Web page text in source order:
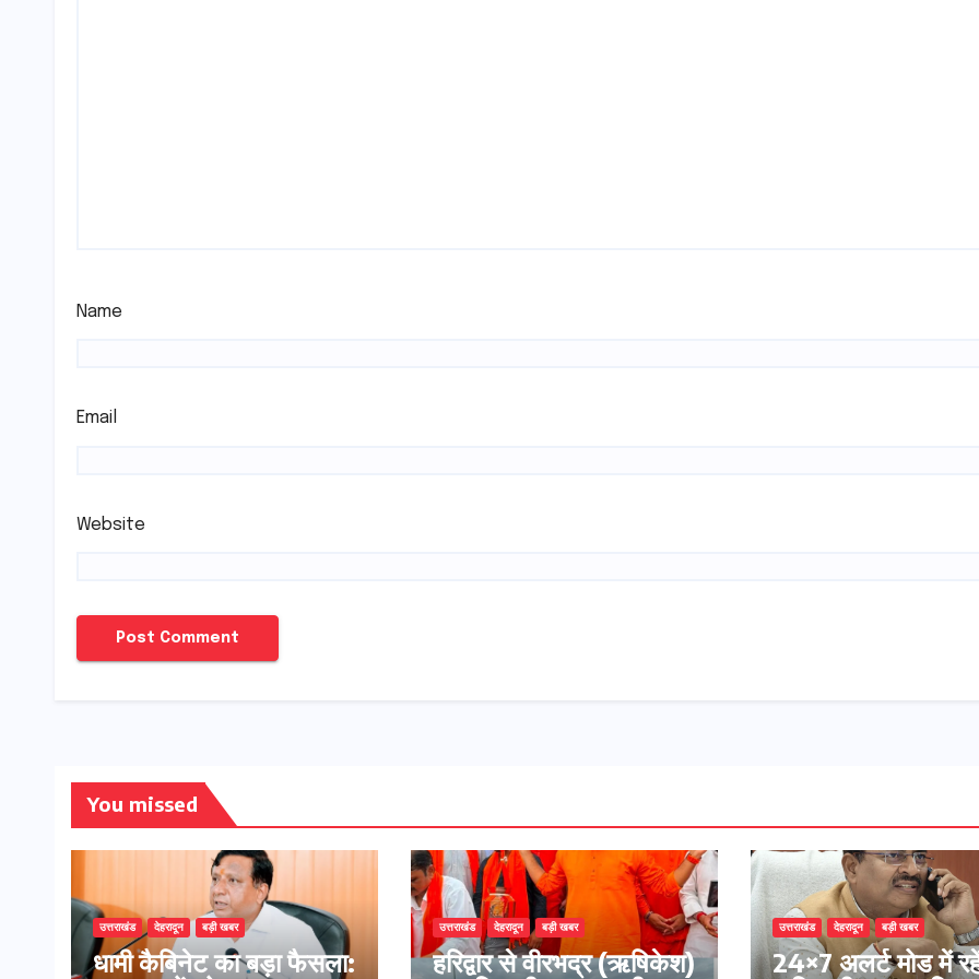
Name
Email
Website
You missed
उत्तराखंड देहरादून बड़ी खबर
​धामी कैबिनेट का बड़ा फैसला:
उत्तराखंड देहरादून बड़ी खबर
​हरिद्वार से वीरभद्र (ऋषिकेश)
उत्तराखंड देहरादून बड़ी खबर
24×7 अलर्ट मोड में